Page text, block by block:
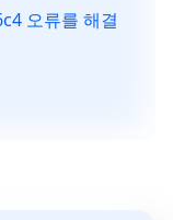
오류를 해결